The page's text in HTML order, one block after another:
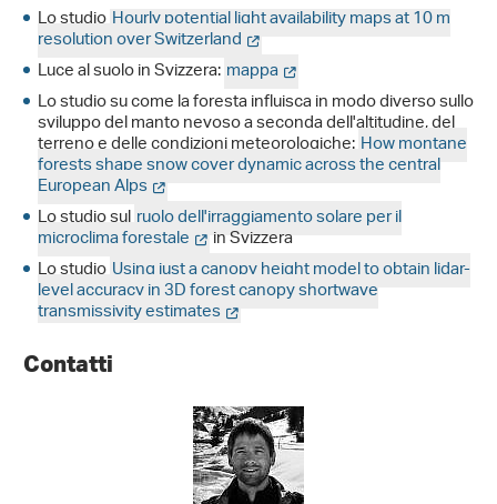
Lo studioHourly potential light availability maps at 10 m
resolution over Switzerland
Luce al suolo in Svizzera:mappa
Lo studio su come la foresta influisca in modo diverso sullo
sviluppo del manto nevoso a seconda dell'altitudine, del
terreno e delle condizioni meteorologiche:How montane
forests shape snow cover dynamic across the central
European Alps
Lo studio sulruolo dell'irraggiamento solare per il
microclima forestale
in Svizzera
Lo studioUsing just a canopy height model to obtain lidar-
level accuracy in 3D forest canopy shortwave
transmissivity estimates
Contatti